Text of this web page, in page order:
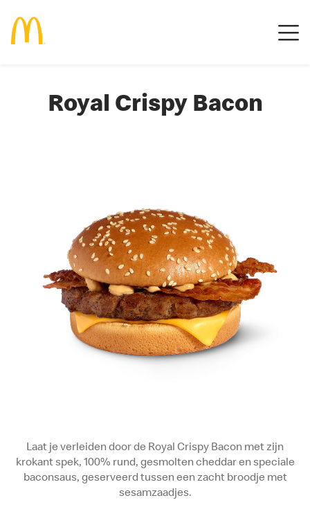
Royal Crispy Bacon
Laat je verleiden door de Royal Crispy Bacon met zijn
krokant spek, 100% rund, gesmolten cheddar en speciale
baconsaus, geserveerd tussen een zacht broodje met
sesamzaadjes.